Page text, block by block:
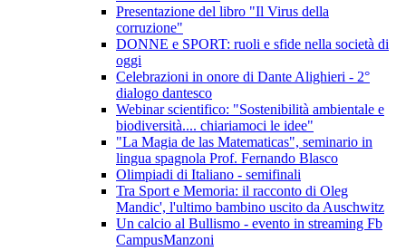
Presentazione del libro "Il Virus della
corruzione"
DONNE e SPORT: ruoli e sfide nella società di
oggi
Celebrazioni in onore di Dante Alighieri - 2°
dialogo dantesco
Webinar scientifico: "Sostenibilità ambientale e
biodiversità.... chiariamoci le idee"
"La Magia de las Matematicas", seminario in
lingua spagnola Prof. Fernando Blasco
Olimpiadi di Italiano - semifinali
Tra Sport e Memoria: il racconto di Oleg
Mandic', l'ultimo bambino uscito da Auschwitz
Un calcio al Bullismo - evento in streaming Fb
CampusManzoni